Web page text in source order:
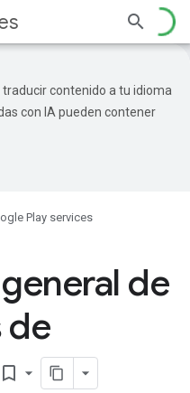
contenido a tu idioma
con IA pueden contener
Play services
de
de
bookmark_border